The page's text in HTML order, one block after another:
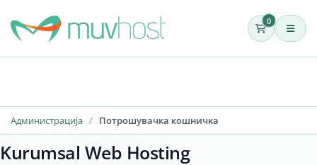
0
Администрација Потрошувачка кошничка
Kurumsal Web Hosting